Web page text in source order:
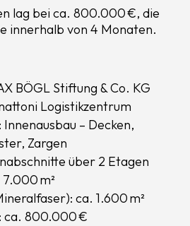
lag bei ca. 800.000 €, die
innerhalb von 4 Monaten.
BÖGL Stiftung & Co. KG
Logistikzentrum
– Decken,
Zargen
über 2 Etagen
m²
ca. 1.600 m²
ca. 800.000 €